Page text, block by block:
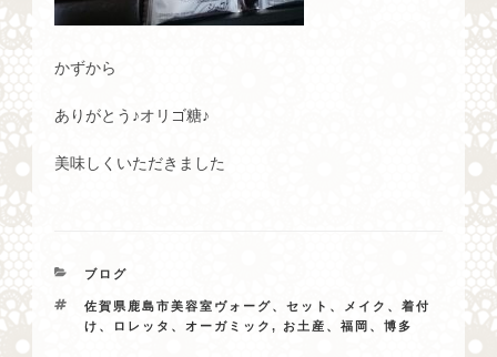
かずから
ありがとう♪オリゴ糖♪
美味しくいただきました
カ
ゴ
リ
ブログ
タ
グ
佐賀県鹿島市美容室ヴォーグ、セット、メイク、着付
け、ロレッタ、オーガミック, お土産、福岡、博多